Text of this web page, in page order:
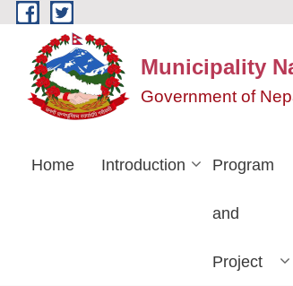
Skip to main content
Municipality
Government of
Home Introduction Program
and
Project